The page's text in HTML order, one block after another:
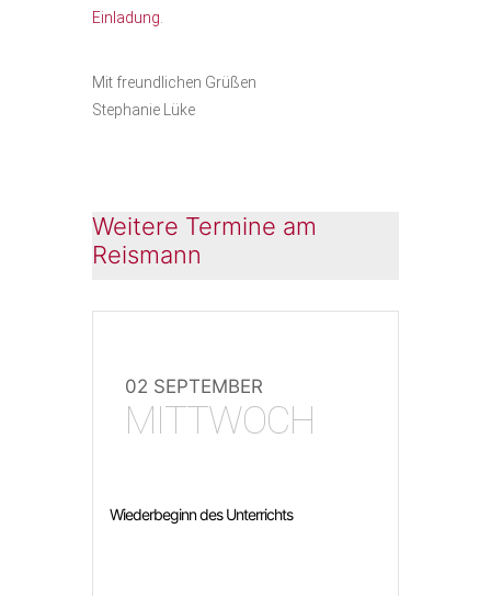
Einladung
Mit freundlichen Grüßen
Stephanie Lüke
Weitere Termine am
Reismann
02 SEPTEMBER
MITTWOCH
Wiederbeginn des Unterrichts